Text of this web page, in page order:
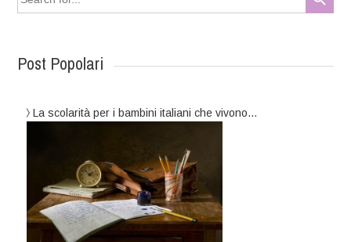
Post Popolari
La scolarità per i bambini italiani che vivono…